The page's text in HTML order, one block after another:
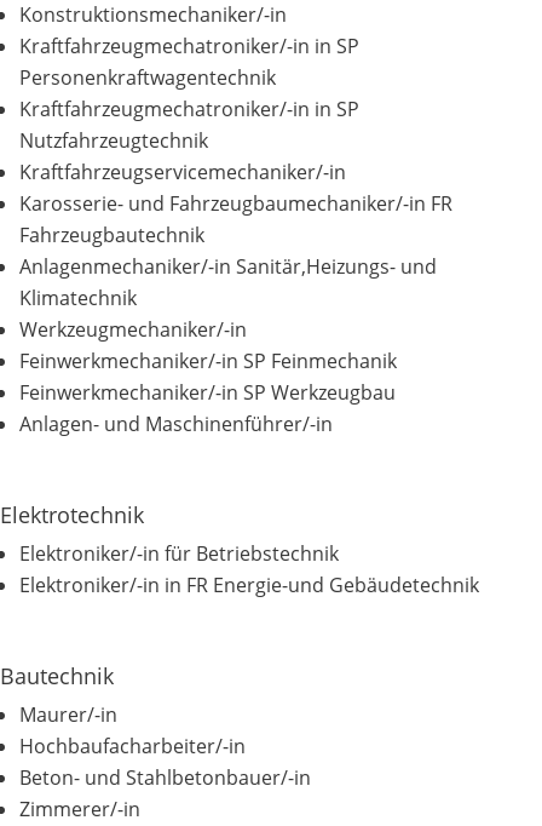
Konstruktionsmechaniker/-in
Kraftfahrzeugmechatroniker/-in in SP
Personenkraftwagentechnik
Kraftfahrzeugmechatroniker/-in in SP
Nutzfahrzeugtechnik
Kraftfahrzeugservicemechaniker/-in
Karosserie- und Fahrzeugbaumechaniker/-in FR
Fahrzeugbautechnik
Anlagenmechaniker/-in Sanitär,Heizungs- und
Klimatechnik
Werkzeugmechaniker/-in
Feinwerkmechaniker/-in SP Feinmechanik
Feinwerkmechaniker/-in SP Werkzeugbau
Anlagen- und Maschinenführer/-in
Elektrotechnik
Elektroniker/-in für Betriebstechnik
Elektroniker/-in in FR Energie-und Gebäudetechnik
Bautechnik
Maurer/-in
Hochbaufacharbeiter/-in
Beton- und Stahlbetonbauer/-in
Zimmerer/-in